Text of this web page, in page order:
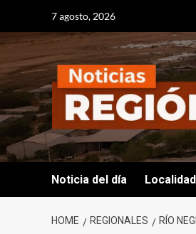
content
7 agosto, 2026
Noticia del día
HOME REGIONALES RÍO